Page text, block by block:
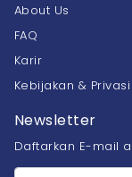
About Us
FAQ
Karir
Kebijakan & Privasi
Newsletter
Daftarkan E-mail